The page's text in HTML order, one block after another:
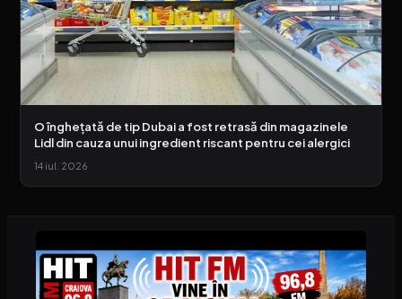
O înghețată de tip Dubai a fost retrasă din magazinele
Lidl din cauza unui ingredient riscant pentru cei alergici
14 iul. 2026